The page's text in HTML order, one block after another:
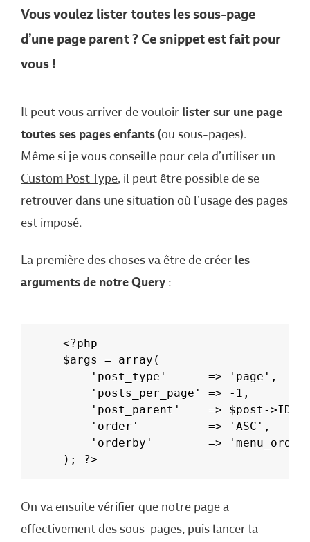
Vous voulez lister toutes les sous-page
d’une page parent ? Ce snippet est fait pour
vous !
Il peut vous arriver de vouloir lister sur une page
toutes ses pages enfants (ou sous-pages).
Même si je vous conseille pour cela d’utiliser un
Custom Post Type, il peut être possible de se
retrouver dans une situation où l’usage des pages
est imposé.
La première des choses va être de créer les
arguments de notre Query :
<?php
$args = array(
	'post_type'      => 'page',
	'posts_per_page' => -1,
	'post_parent'    => $post->ID,
	'order'          => 'ASC',
'orderby'        =>
); ?>
On va ensuite vérifier que notre page a
effectivement des sous-pages, puis lancer la